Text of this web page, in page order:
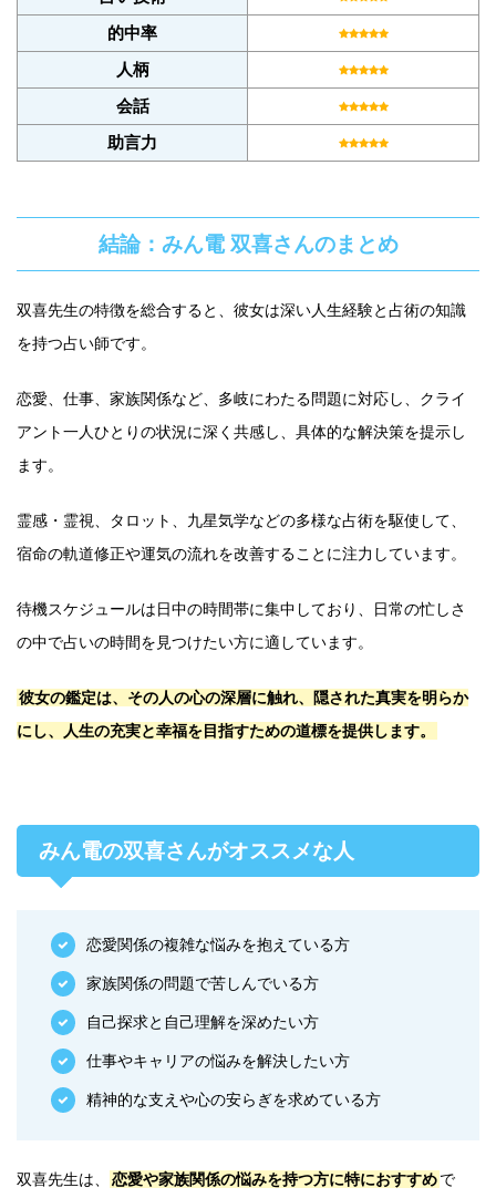
的中率
人柄
会話
助言力
結論：みん電 双喜さんのまとめ
双喜先生の特徴を総合すると、彼女は深い人生経験と占術の知識
を持つ占い師です。
恋愛、仕事、家族関係など、多岐にわたる問題に対応し、クライ
アント一人ひとりの状況に深く共感し、具体的な解決策を提示し
ます。
霊感・霊視、タロット、九星気学などの多様な占術を駆使して、
宿命の軌道修正や運気の流れを改善することに注力しています。
待機スケジュールは日中の時間帯に集中しており、日常の忙しさ
の中で占いの時間を見つけたい方に適しています。
彼女の鑑定は、その人の心の深層に触れ、隠された真実を明らか
にし、人生の充実と幸福を目指すための道標を提供します。
みん電の双喜さんがオススメな人
恋愛関係の複雑な悩みを抱えている方
家族関係の問題で苦しんでいる方
自己探求と自己理解を深めたい方
仕事やキャリアの悩みを解決したい方
精神的な支えや心の安らぎを求めている方
双喜先生は、 恋愛や家族関係の悩みを持つ方に特におすすめで